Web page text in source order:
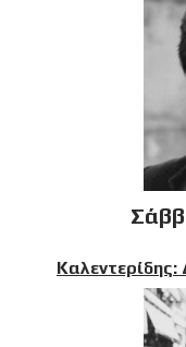
Καλεντερίδης: